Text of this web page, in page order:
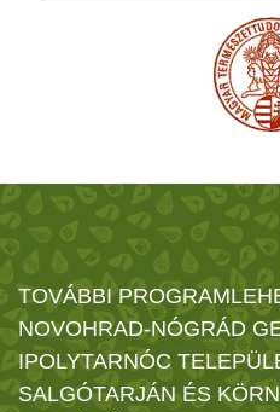
TOVÁBBI
NOVOHRAD-NÓGRÁD
IPOLYTARNÓC
SALGÓTARJÁN ÉS